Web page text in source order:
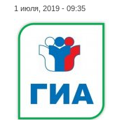
1 июля, 2019 - 09:35